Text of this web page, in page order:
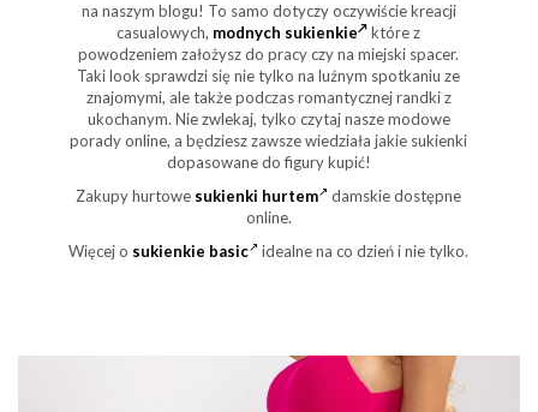
na naszym blogu! To samo dotyczy oczywiście kreacji
casualowych, modnych sukienkie
które z
powodzeniem założysz do pracy czy na miejski spacer.
Taki look sprawdzi się nie tylko na luźnym spotkaniu ze
znajomymi, ale także podczas romantycznej randki z
ukochanym. Nie zwlekaj, tylko czytaj nasze modowe
porady online, a będziesz zawsze wiedziała jakie sukienki
dopasowane do figury kupić!
Zakupy hurtowe sukienki hurtem
damskie dostępne
online.
Więcej o sukienkie basic idealne na co dzień i nie tylko.